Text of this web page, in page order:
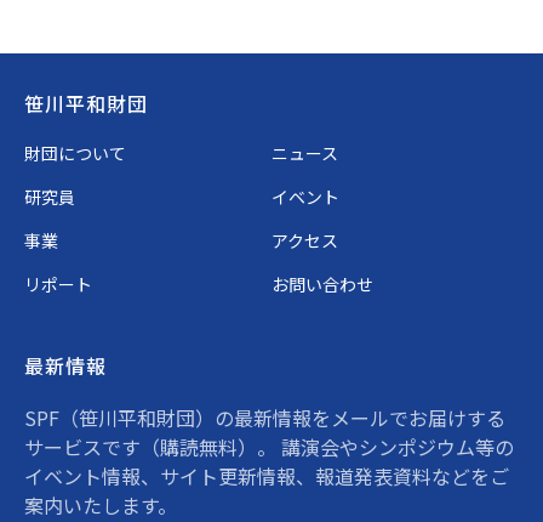
Footer
笹川平和財団
財団について
ニュース
研究員
イベント
事業
アクセス
リポート
お問い合わせ
最新情報
SPF（笹川平和財団）の最新情報をメールでお届けする
サービスです（購読無料）。 講演会やシンポジウム等の
イベント情報、サイト更新情報、報道発表資料などをご
案内いたします。